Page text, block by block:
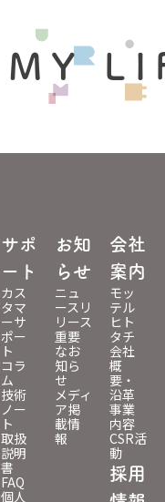
サポ
ート
カス
タマ
ーサ
ポー
ト
コラ
ム
技術
ノー
ト
取扱
説明
書
FAQ
個人
お知
らせ
ニュ
ースリ
リース
重要
なお
知ら
せ
メディ
ア掲
載情
報
会社
案内
モッ
テル
ヒト
タチ
会社
概
要・
沿革
事業
内容
CSR活
動
採用